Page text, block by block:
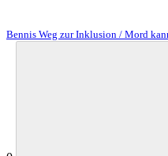
Bennis Weg zur Inklusion / Mord